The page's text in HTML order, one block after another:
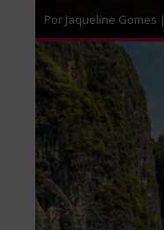
Por Jaqueline Gomes |